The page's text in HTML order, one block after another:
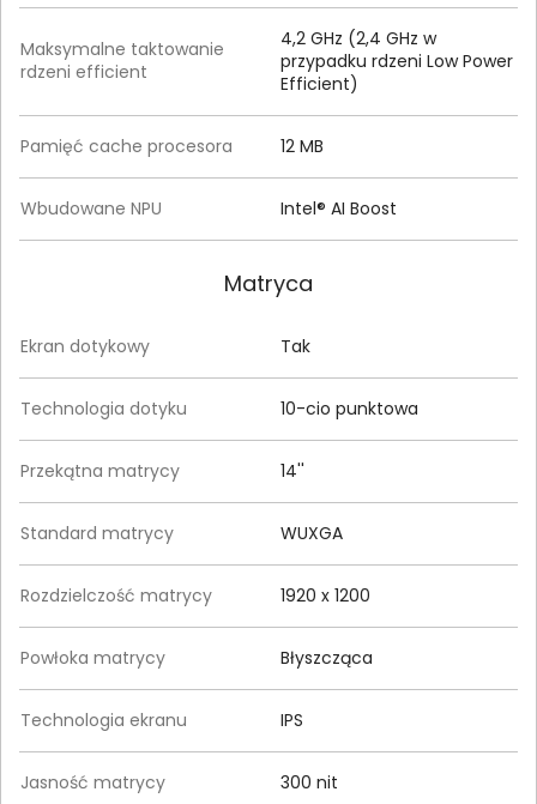
Maksymalne taktowanie
rdzeni efficient
4,2 GHz (2,4 GHz w
przypadku rdzeni Low Power
Efficient)
Pamięć cache procesora 12 MB
Wbudowane NPU Intel® AI Boost
Matryca
Ekran dotykowy Tak
Technologia dotyku 10-cio punktowa
Przekątna matrycy 14''
Standard matrycy WUXGA
Rozdzielczość matrycy 1920 x 1200
Powłoka matrycy Błyszcząca
Technologia ekranu IPS
Jasność matrycy 300 nit